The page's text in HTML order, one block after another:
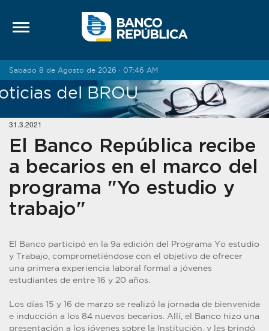
Sabado 8 de Agosto de 2026 · 07:46 AM
del BROU
31.3.2021
El Banco República recibe
a becarios en el marco del
programa "Yo estudio y
trabajo"
El Banco participó en la 9a edición del Programa Yo estudio
y Trabajo, comprometiéndose con el objetivo de ofrecer
una primera experiencia laboral formal a jóvenes
estudiantes de entre 16 y 20 años.
Los días 15 y 16 de marzo se realizó la jornada de bienvenida
e inducción a los 84 nuevos becarios. Allí, el Banco hizo una
presentación a los jóvenes sobre la Institución, y les brindó